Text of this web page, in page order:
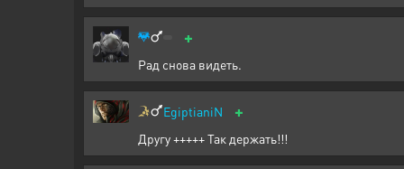
+
Рад снова видеть.
EgiptianiN +
Другу +++++ Так держать!!!